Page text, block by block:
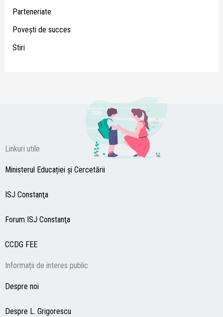
Parteneriate
Poveşti de succes
Stiri
Linkuri utile
Ministerul Educației și Cercetării
ISJ Constanţa
Forum ISJ Constanţa
CCDG FEE
Informații de interes public
Despre noi
Despre L. Grigorescu